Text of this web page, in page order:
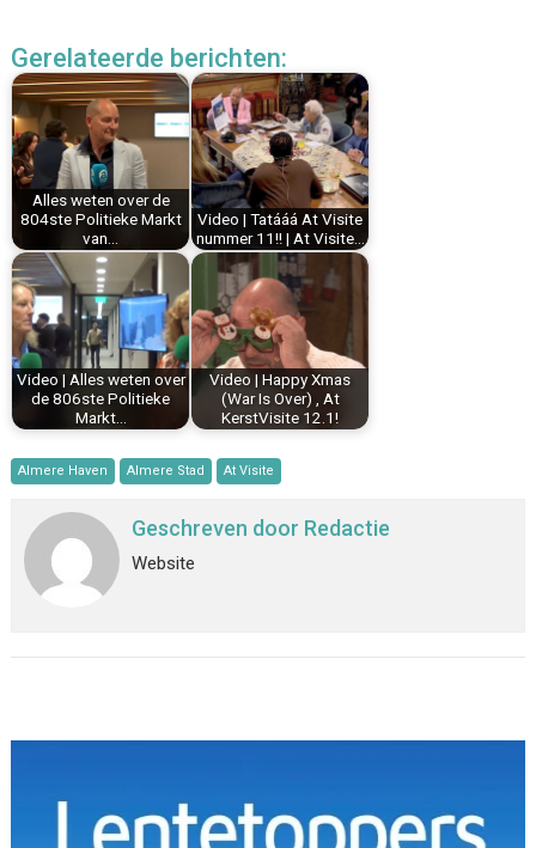
e
b
o
o
k
t
e
e
s
t
k
e
d
I
i
l
t
s
A
p
p
e
n
Gerelateerde berichten:
Alles weten over de
804ste Politieke Markt
van…
Video | Tatááá At Visite
nummer 11!! | At Visite…
Video | Alles weten over
de 806ste Politieke
Markt…
Video | Happy Xmas
(War Is Over) , At
KerstVisite 12.1!
Almere Haven Almere Stad At Visite
Geschreven door Redactie
Website